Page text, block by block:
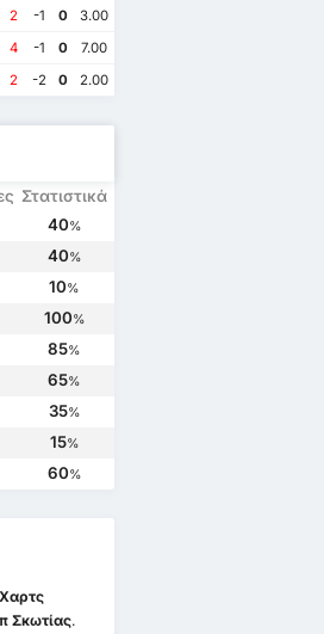
25/8 2024
Μάδεργουελ
Χαρτς
2 -1 0
3.00
4 -1 0
7.00
2 -2 0 2.00
Στατιστικά
40%
40%
10%
100%
85%
65%
35%
15%
60%
Χαρτς
Σκωτίας.